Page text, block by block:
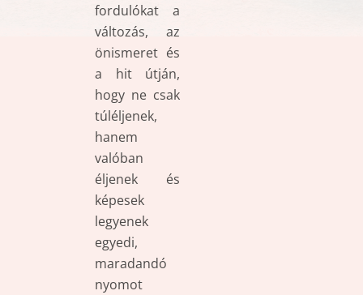
fordulókat a
változás, az
önismeret és
a hit útján,
hogy ne csak
túléljenek,
hanem
valóban
éljenek és
képesek
legyenek
egyedi,
maradandó
nyomot